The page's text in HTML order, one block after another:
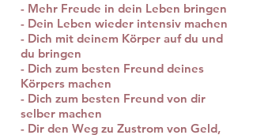
- Mehr Freude in dein Leben bringen
- Dein Leben wieder intensiv machen
- Dich mit deinem Körper auf du und
du bringen
- Dich zum besten Freund deines
Körpers machen
- Dich zum besten Freund von dir
selber machen
- Dir den Weg zu Zustrom von Geld,